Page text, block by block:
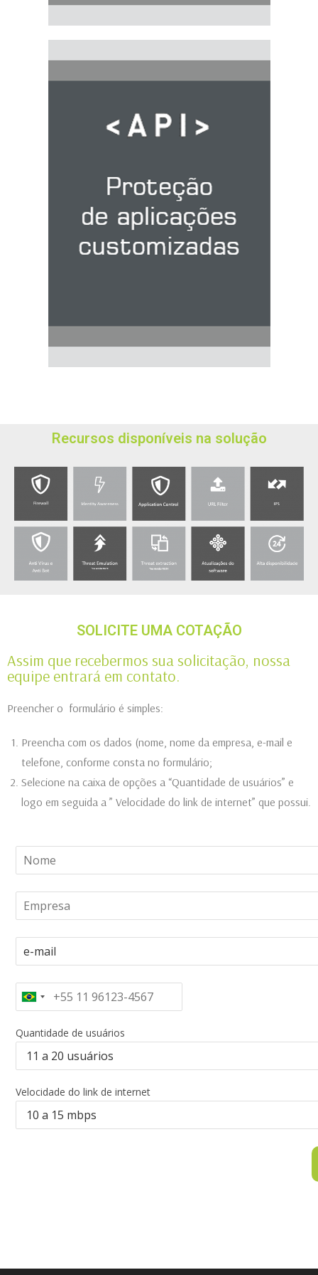
Recursos disponíveis na solução
SOLICITE UMA COTAÇÃO
Assim que recebermos sua solicitação, nossa
equipe entrará em contato.
Preencher o formulário é simples:
Preencha com os dados (nome, nome da empresa, e-mail e
telefone, conforme consta no formulário;
Selecione na caixa de opções a “Quantidade de usuários” e
logo em seguida a ” Velocidade do link de internet” que possui.
Quantidade de usuários
Velocidade do link de internet